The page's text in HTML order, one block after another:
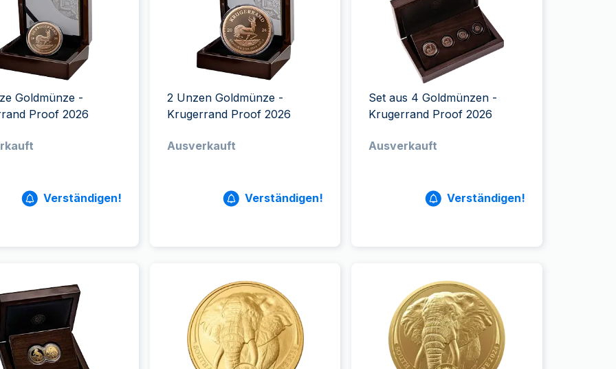
Goldmünze -
Proof 2026
Verständigen!
2 Unzen Goldmünze -
Krugerrand Proof 2026
Ausverkauft
Verständigen!
Set aus 4 Goldmünzen -
Krugerrand Proof 2026
Ausverkauft
Verständigen!